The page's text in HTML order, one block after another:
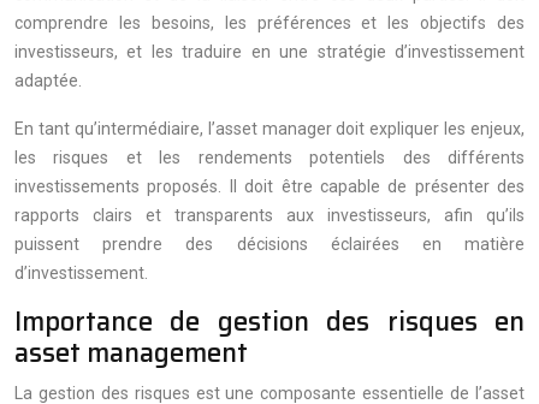
comprendre les besoins, les préférences et les objectifs des
investisseurs, et les traduire en une stratégie d’investissement
adaptée.
En tant qu’intermédiaire, l’asset manager doit expliquer les enjeux,
les risques et les rendements potentiels des différents
investissements proposés. Il doit être capable de présenter des
rapports clairs et transparents aux investisseurs, afin qu’ils
puissent prendre des décisions éclairées en matière
d’investissement.
Importance de gestion des risques en
asset management
La gestion des risques est une composante essentielle de l’asset